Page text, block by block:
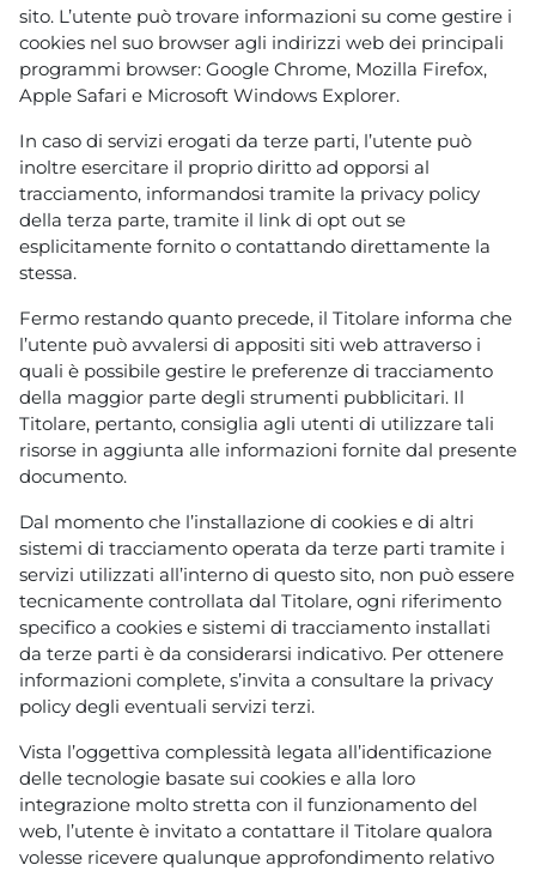
sito. L’utente può trovare informazioni su come gestire i
cookies nel suo browser agli indirizzi web dei principali
programmi browser: Google Chrome, Mozilla Firefox,
Apple Safari e Microsoft Windows Explorer.
In caso di servizi erogati da terze parti, l’utente può
inoltre esercitare il proprio diritto ad opporsi al
tracciamento, informandosi tramite la privacy policy
della terza parte, tramite il link di opt out se
esplicitamente fornito o contattando direttamente la
stessa.
Fermo restando quanto precede, il Titolare informa che
l’utente può avvalersi di appositi siti web attraverso i
quali è possibile gestire le preferenze di tracciamento
della maggior parte degli strumenti pubblicitari. Il
Titolare, pertanto, consiglia agli utenti di utilizzare tali
risorse in aggiunta alle informazioni fornite dal presente
documento.
Dal momento che l’installazione di cookies e di altri
sistemi di tracciamento operata da terze parti tramite i
servizi utilizzati all’interno di questo sito, non può essere
tecnicamente controllata dal Titolare, ogni riferimento
specifico a cookies e sistemi di tracciamento installati
da terze parti è da considerarsi indicativo. Per ottenere
informazioni complete, s’invita a consultare la privacy
policy degli eventuali servizi terzi.
Vista l’oggettiva complessità legata all’identificazione
delle tecnologie basate sui cookies e alla loro
integrazione molto stretta con il funzionamento del
web, l’utente è invitato a contattare il Titolare qualora
volesse ricevere qualunque approfondimento relativo